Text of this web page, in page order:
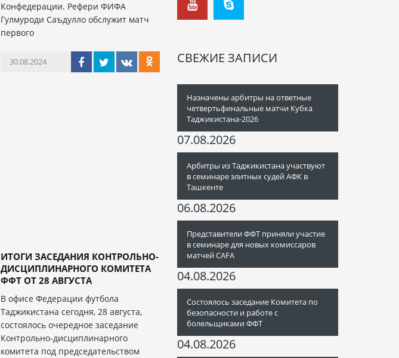
Конфедерации. Рефери ФИФА
Гулмуроди Саъдулло обслужит матч
первого
30.08.2024
ИТОГИ ЗАСЕДАНИЯ КОНТРОЛЬНО-
ДИСЦИПЛИНАРНОГО КОМИТЕТА
ФФТ ОТ 28 АВГУСТА
В офисе Федерации футбола
Таджикистана сегодня, 28 августа,
состоялось очередное заседание
Контрольно-дисциплинарного
комитета под председательством
СВЕЖИЕ ЗАПИСИ
Назначены арбитры на ответные
четвертьфинальные матчи Кубка
Таджикистана-2026
07.08.2026
Арбитры из Таджикистана участвуют
в семинаре элитных судей АФК в
Ташкенте
06.08.2026
Представители ФФТ приняли участие
в семинаре для новых комиссаров
матчей CAFA
04.08.2026
Состоялось заседание Комитета по
безопасности и работе с
болельщиками ФФТ
04.08.2026